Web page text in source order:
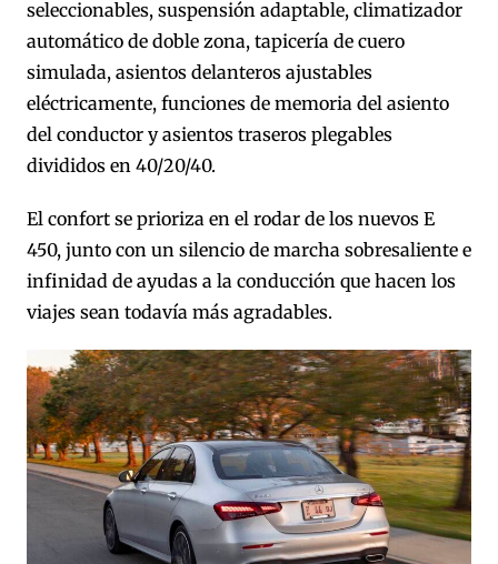
seleccionables, suspensión adaptable, climatizador
automático de doble zona, tapicería de cuero
simulada, asientos delanteros ajustables
eléctricamente, funciones de memoria del asiento
del conductor y asientos traseros plegables
divididos en 40/20/40.
El confort se prioriza en el rodar de los nuevos E
450, junto con un silencio de marcha sobresaliente e
infinidad de ayudas a la conducción que hacen los
viajes sean todavía más agradables.